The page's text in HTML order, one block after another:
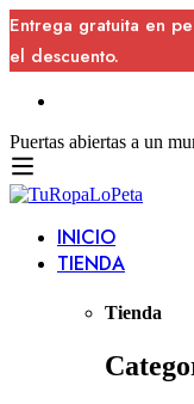
Entrega gratuita en
el descuento.
Puertas abiertas a un
INICIO
TIENDA
Tienda